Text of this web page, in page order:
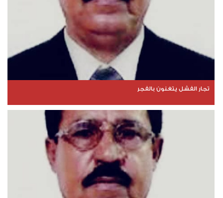
تجار الفشل يتغنون بالفجر